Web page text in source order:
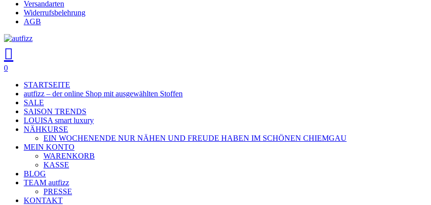
Versandarten
Widerrufsbelehrung
AGB
search
account
0
STARTSEITE
autfizz – der online Shop mit ausgewählten Stoffen
SALE
SAISON TRENDS
LOUISA smart luxury
NÄHKURSE
EIN WOCHENENDE NUR NÄHEN UND FREUDE HABEN IM SCHÖNEN CHIEMGAU
MEIN KONTO
WARENKORB
KASSE
BLOG
TEAM autfizz
PRESSE
KONTAKT